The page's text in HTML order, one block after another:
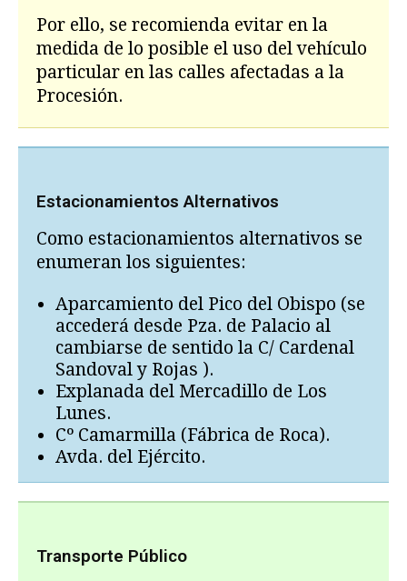
Por ello, se recomienda evitar en la
medida de lo posible el uso del vehículo
particular en las calles afectadas a la
Procesión.
Estacionamientos Alternativos
Como estacionamientos alternativos se
enumeran los siguientes:
Aparcamiento del Pico del Obispo (se
accederá desde Pza. de Palacio al
cambiarse de sentido la C/ Cardenal
Sandoval y Rojas ).
Explanada del Mercadillo de Los
Lunes.
Cº Camarmilla (Fábrica de Roca).
Avda. del Ejército.
Transporte Público